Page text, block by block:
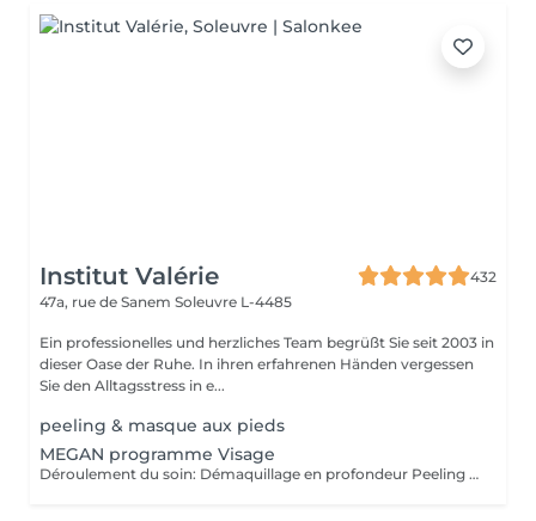
Institut Valérie
432
47a, rue de Sanem Soleuvre L-4485
Ein professionelles und herzliches Team begrüßt Sie seit 2003 in
dieser Oase der Ruhe. In ihren erfahrenen Händen vergessen
Sie den Alltagsstress in e...
peeling & masque aux pieds
MEGAN programme Visage
Déroulement du soin: Démaquillage en profondeur Peeling enzymatique ou acide peel HF HI-Tech Performance Boost Meso-Led Découvrez l'innovation technologique et cosmétique la plus avancée. Grâce à Megan, prenez soin de votre peau et améliorez la grâce à un système qui permet une régénération cellulaire extraordinaire à partir des couches les plus profondes du tissu cutané. Pour la première fois, Tri Synergy Tech associe tout le potentiel des éléments HI-Freq, Dermaboost et Deep RGB à un appareil multi-traitement unique qui crée une synergie parfaite aux effets spectaculaires. Des traitements personnalisés selon vos besoins sont à votre disposition. Pour un effet profondeur et longue durée, nous vous proposons une cure de ce soin de 6 séances sur 3 semaines! (5+1 séance gratuite)